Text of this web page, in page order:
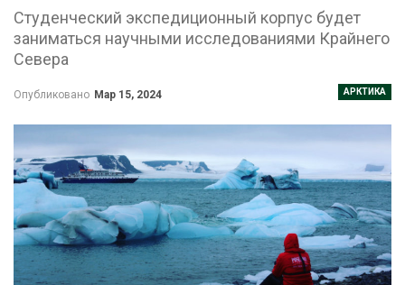
Студенческий экспедиционный корпус будет
заниматься научными исследованиями Крайнего
Севера
АРКТИКА
Опубликовано Мар 15, 2024